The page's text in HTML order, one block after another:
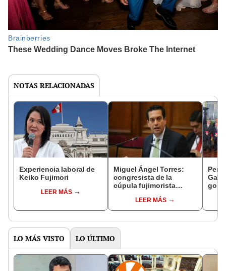
NOTAS RELACIONADAS
Experiencia laboral de
Keiko Fujimori
LEER MÁS
Miguel Ángel Torres:
congresista de la
cúpula fujimorista
del SenadoLEER MÁS
LO MÁS VISTO LO ÚLTIMO